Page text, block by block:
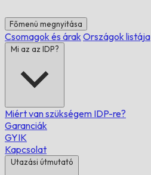
Főmenü megnyitása
Csomagok és árak Országok listája
Mi az az IDP?
Miért van szükségem IDP-re?
Garanciák
GYIK
Kapcsolat
Utazási útmutató